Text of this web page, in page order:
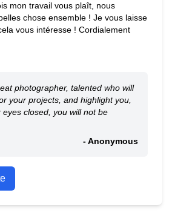
mon travail vous plaît, nous
chose ensemble ! Je vous laisse
vous intéresse ! Cordialement
photographer, talented who will
your projects, and highlight you,
closed, you will not be
- Anonymous